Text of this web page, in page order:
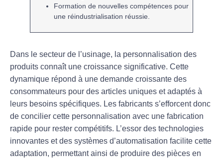
Formation de nouvelles compétences pour
une réindustrialisation réussie.
Dans le secteur de l’usinage, la personnalisation des
produits connaît une croissance significative. Cette
dynamique répond à une demande croissante des
consommateurs pour des articles uniques et adaptés à
leurs besoins spécifiques. Les fabricants s’efforcent donc
de concilier cette personnalisation avec une fabrication
rapide pour rester compétitifs. L’essor des technologies
innovantes et des systèmes d’automatisation facilite cette
adaptation, permettant ainsi de produire des pièces en